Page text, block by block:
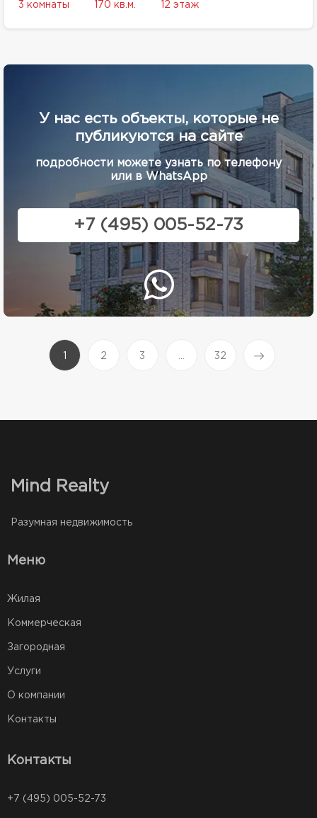
3 комнаты 170 кв.м. 12 этаж
У нас есть объекты, которые не
публикуются на сайте
подробности можете узнать по телефону
или в WhatsApp
+7 (495) 005-52-73
(current)
2 3 32
Mind Realty
Разумная недвижимость
Меню
Жилая
Коммерческая
Загородная
Услуги
О компании
Контакты
Контакты
+7 (495) 005-52-73